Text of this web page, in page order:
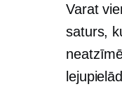
Varat
saturs,